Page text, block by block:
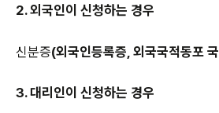
2. 외국인이 신청하는 경우
신분증(외국인등록증, 외국국적동포
3. 대리인이 신청하는 경우